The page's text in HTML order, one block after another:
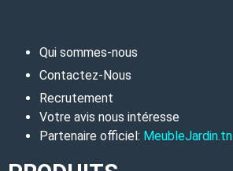
Qui sommes-nous
Contactez-Nous
Recrutement
Votre avis nous intéresse
Partenaire officiel: MeubleJardin.tn